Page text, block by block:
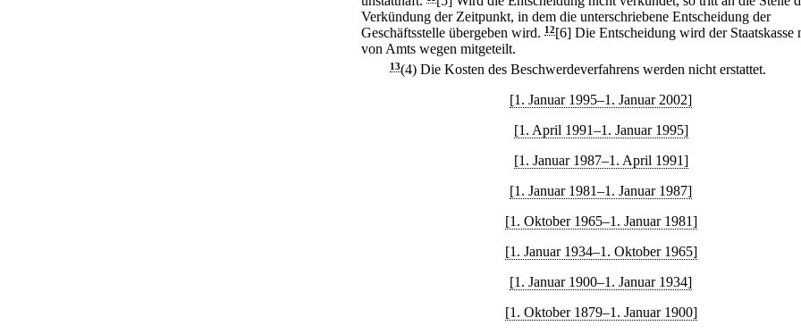
Verkündung der Zeitpunkt, in dem die unterschriebene Entscheidung der
Geschäftsstelle übergeben wird. 12[6] Die Entscheidung wird der Staatskasse
von Amts wegen mitgeteilt.
13(4) Die Kosten des Beschwerdeverfahrens werden nicht erstattet.
[1. Januar 1995–1. Januar 2002]
[1. April 1991–1. Januar 1995]
[1. Januar 1987–1. April 1991]
[1. Januar 1981–1. Januar 1987]
[1. Oktober 1965–1. Januar 1981]
[1. Januar 1934–1. Oktober 1965]
[1. Januar 1900–1. Januar 1934]
[1. Oktober 1879–1. Januar 1900]